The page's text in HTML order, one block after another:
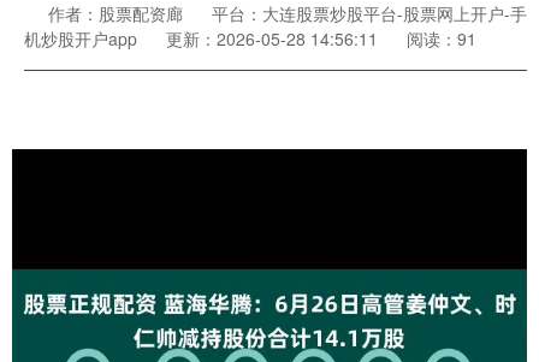
作者：股票配资廊
平台：大连股票炒股平台-股票网上开户-手
机炒股开户app
更新：2026-05-28 14:56:11 阅读：91